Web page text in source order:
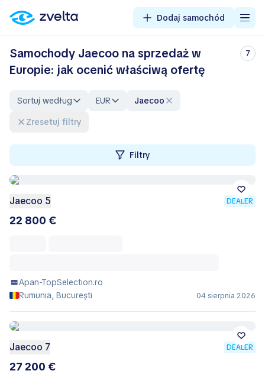
Dodaj samochód
Samochody Jaecoo na sprzedaż w
Europie: jak ocenić właściwą ofertę
7
Sortuj według EUR
Jaecoo
Zresetuj filtry
Filtry
Jaecoo 5 DEALER
22 800 €
Apan-TopSelection.ro
Rumunia, București
04 sierpnia 2026
Jaecoo 7 DEALER
27 200 €